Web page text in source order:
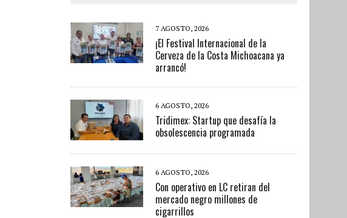
7 AGOSTO, 2026
¡El Festival Internacional de la
Cerveza de la Costa Michoacana ya
arrancó!
6 AGOSTO, 2026
Tridimex: Startup que desafía la
obsolescencia programada
6 AGOSTO, 2026
Con operativo en LC retiran del
mercado negro millones de
cigarrillos